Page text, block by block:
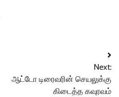
Next:
ஆட்டோ டிரைவரின் செயலுக்கு
கிடைத்த கவுரவம்